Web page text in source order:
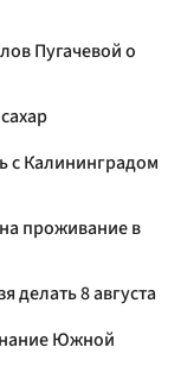
Пугачевой о
с Калининградом
проживание в
делать 8 августа
Южной